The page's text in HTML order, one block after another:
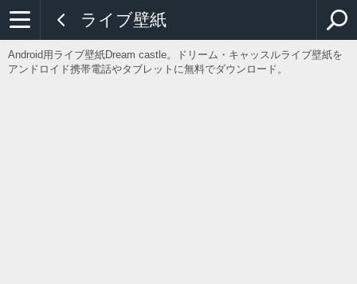
ライブ壁紙
Android用ライブ壁紙Dream castle。ドリーム・キャッスルライブ壁紙を
アンドロイド携帯電話やタブレットに無料でダウンロード。